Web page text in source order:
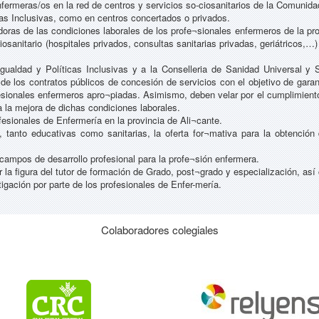
os en la red de centros y servicios so-ciosanitarios de la
Inclusivas, como en centros concertados o privados.
de las condiciones laborales de los profe¬sionales enfermeros de la
(hospitales privados, consultas sanitarias privadas,
y Políticas Inclusivas y a la Conselleria de Sanidad Universal
los contratos públicos de concesión de servicios con el objetivo de
enfermeros apro¬piadas. Asimismo, deben velar por el
mejora de dichas condiciones laborales.
de Enfermería en la provincia de Ali¬cante.
tanto educativas como sanitarias, la oferta for¬mativa para la
de desarrollo profesional para la profe¬sión enfermera.
figura del tutor de formación de Grado, post¬grado y especialización,
por parte de los profesionales de Enfer-mería.
Colaboradores colegiales